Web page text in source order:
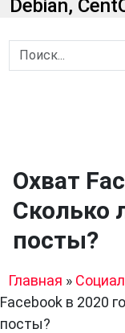
Debian,
Охват
Сколько
посты?
Главная »
Facebook в 2020
посты?